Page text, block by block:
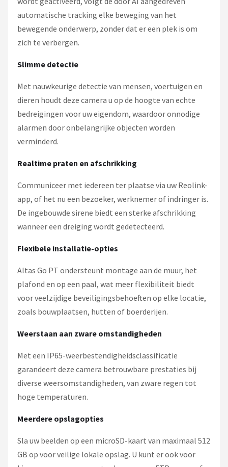
automatische tracking elke beweging van het
bewegende onderwerp, zonder dat er een plek is om
zich te verbergen.
Slimme detectie
Met nauwkeurige detectie van mensen, voertuigen en
dieren houdt deze camera u op de hoogte van echte
bedreigingen voor uw eigendom, waardoor onnodige
alarmen door onbelangrijke objecten worden
verminderd.
Realtime praten en afschrikking
Communiceer met iedereen ter plaatse via uw Reolink-
app, of het nu een bezoeker, werknemer of indringer is.
De ingebouwde sirene biedt een sterke afschrikking
wanneer een dreiging wordt gedetecteerd.
Flexibele installatie-opties
Altas Go PT ondersteunt montage aan de muur, het
plafond en op een paal, wat meer flexibiliteit biedt
voor veelzijdige beveiligingsbehoeften op elke locatie,
zoals bouwplaatsen, hutten of boerderijen.
Weerstaan aan zware omstandigheden
Met een IP65-weerbestendigheidsclassificatie
garandeert deze camera betrouwbare prestaties bij
diverse weersomstandigheden, van zware regen tot
hoge temperaturen.
Meerdere opslagopties
Sla uw beelden op een microSD-kaart van maximaal 512
GB op voor veilige lokale opslag. U kunt er ook voor